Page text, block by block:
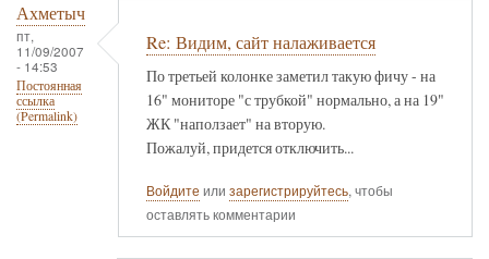
Ахметыч
пт,
11/09/2007
- 14:53
Постоянная
ссылка
(Permalink)
Re: Видим, сайт налаживается
По третьей колонке заметил такую фичу - на
16" мониторе "с трубкой" нормально, а на 19"
ЖК "наползает" на вторую.
Пожалуй, придется отключить...
Войдите или зарегистрируйтесь, чтобы
оставлять комментарии